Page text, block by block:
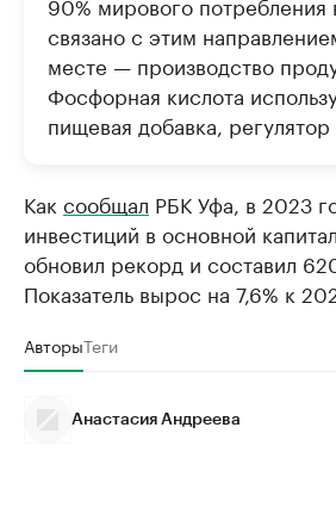
связано с этим
месте — производство
Фосфорная кислота
пищевая добавка,
Как сообщал РБК Уфа, в 2023
инвестиций в основной
обновил рекорд и составил
Показатель вырос на 7,6% к
АвторыТеги
Анастасия Андреева